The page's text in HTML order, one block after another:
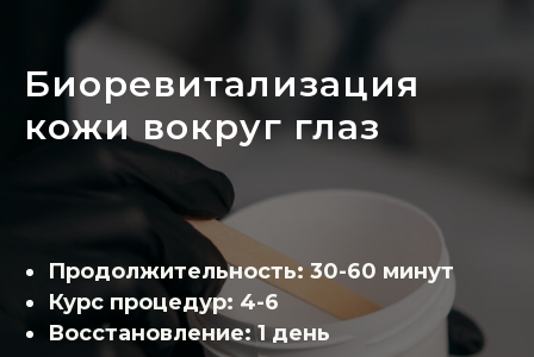
Биоревитализация
кожи вокруг глаз
Продолжительность: 30-60 минут
Курс процедур: 4-6
Восстановление: 1 день